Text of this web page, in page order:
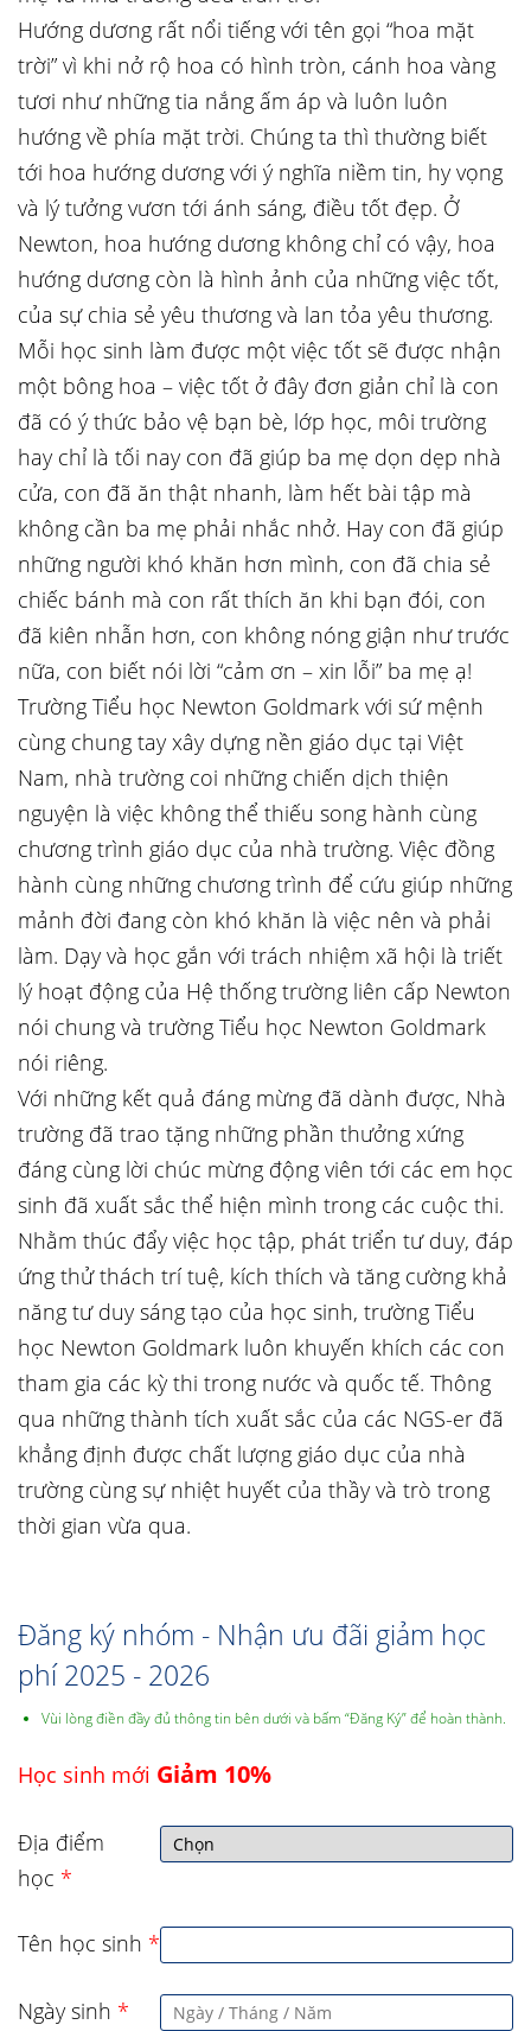
Hướng dương rất nổi tiếng với tên gọi “hoa mặt
trời” vì khi nở rộ hoa có hình tròn, cánh hoa vàng
tươi như những tia nắng ấm áp và luôn luôn
hướng về phía mặt trời. Chúng ta thì thường biết
tới hoa hướng dương với ý nghĩa niềm tin, hy vọng
và lý tưởng vươn tới ánh sáng, điều tốt đẹp. Ở
Newton, hoa hướng dương không chỉ có vậy, hoa
hướng dương còn là hình ảnh của những việc tốt,
của sự chia sẻ yêu thương và lan tỏa yêu thương.
Mỗi học sinh làm được một việc tốt sẽ được nhận
một bông hoa – việc tốt ở đây đơn giản chỉ là con
đã có ý thức bảo vệ bạn bè, lớp học, môi trường
hay chỉ là tối nay con đã giúp ba mẹ dọn dẹp nhà
cửa, con đã ăn thật nhanh, làm hết bài tập mà
không cần ba mẹ phải nhắc nhở. Hay con đã giúp
những người khó khăn hơn mình, con đã chia sẻ
chiếc bánh mà con rất thích ăn khi bạn đói, con
đã kiên nhẫn hơn, con không nóng giận như trước
nữa, con biết nói lời “cảm ơn – xin lỗi” ba mẹ ạ!
Trường Tiểu học Newton Goldmark với sứ mệnh
cùng chung tay xây dựng nền giáo dục tại Việt
Nam, nhà trường coi những chiến dịch thiện
nguyện là việc không thể thiếu song hành cùng
chương trình giáo dục của nhà trường. Việc đồng
hành cùng những chương trình để cứu giúp những
mảnh đời đang còn khó khăn là việc nên và phải
làm. Dạy và học gắn với trách nhiệm xã hội là triết
lý hoạt động của Hệ thống trường liên cấp Newton
nói chung và trường Tiểu học Newton Goldmark
nói riêng.
Với những kết quả đáng mừng đã dành được, Nhà
trường đã trao tặng những phần thưởng xứng
đáng cùng lời chúc mừng động viên tới các em học
sinh đã xuất sắc thể hiện mình trong các cuộc thi.
Nhằm thúc đẩy việc học tập, phát triển tư duy, đáp
ứng thử thách trí tuệ, kích thích và tăng cường khả
năng tư duy sáng tạo của học sinh, trường Tiểu
học Newton Goldmark luôn khuyến khích các con
tham gia các kỳ thi trong nước và quốc tế. Thông
qua những thành tích xuất sắc của các NGS-er đã
khẳng định được chất lượng giáo dục của nhà
trường cùng sự nhiệt huyết của thầy và trò trong
thời gian vừa qua.
Đăng ký nhóm - Nhận ưu đãi giảm học
phí 2025 - 2026
Vùi lòng điền đầy đủ thông tin bên dưới và bấm “Đăng Ký” để hoàn thành.
Học sinh mới Giảm 10%
Địa điểm
học *
Tên học sinh *
Ngày sinh *